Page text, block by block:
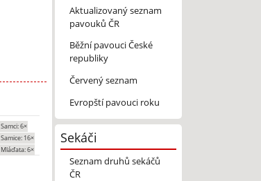
Samci: 6×
Samice: 16×
Mláďata: 6×
Aktualizovaný seznam
pavouků ČR
Běžní pavouci České
republiky
Červený seznam
Evropští pavouci roku
Sekáči
Seznam druhů sekáčů
ČR